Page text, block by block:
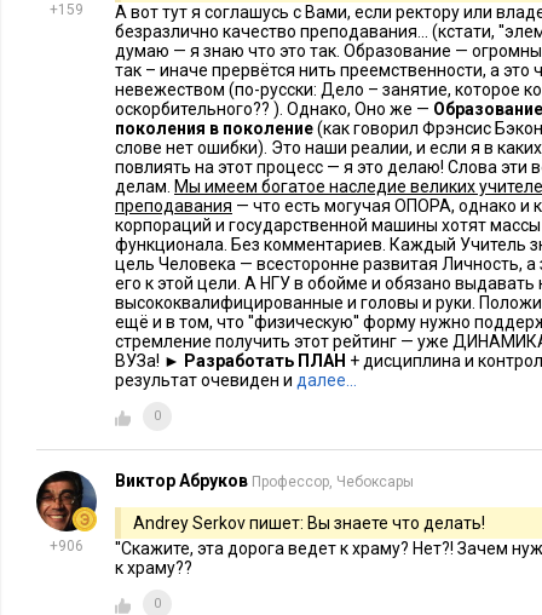
+159
А вот тут я соглашусь с Вами, если ректору или
безразлично качество преподавания... (кстати,
думаю — я знаю что это так. Образование —
так – иначе прервётся нить преемственности, а это
невежеством (по-русски: Дело – занятие, которое
оскорбительного?? ). Однако, Оно же —
поколения в поколение(как говорил Фрэнсис
слове нет ошибки). Это наши реалии, и если я в
повлиять на этот процесс — я это делаю! Слова эти
делам. Мы имеем богатое наследие великих
преподавания — что есть могучая ОПОРА, однако и
корпораций и государственной машины хотят
функционала. Без комментариев. Каждый Учитель
цель Человека — всесторонне развитая Личность,
его к этой цели. А НГУ в обойме и обязано выдавать
высококвалифицированные и головы и руки.
ещё и в том, что ''физическую'' форму нужно
стремление получить этот рейтинг — уже
ВУЗа! ► Разработать ПЛАН + дисциплина и
результат очевиден и далее…
0
+906
Виктор Абруков Профессор, Чебоксары
Andrey Serkov пишет: Вы знаете что делать!
''Скажите, эта дорога ведет к храму? Нет?! Зачем
к храму??
0